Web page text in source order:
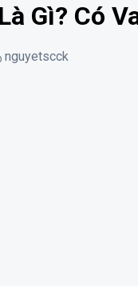
Gì? Có
nguyetscck